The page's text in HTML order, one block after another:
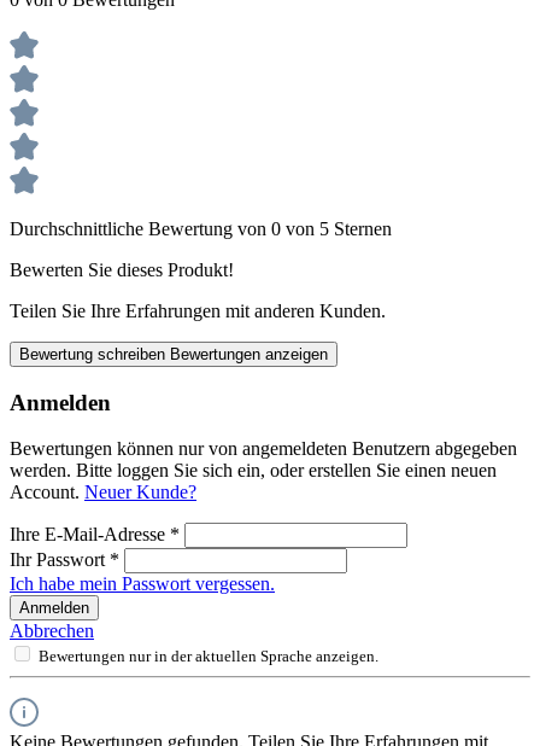
Durchschnittliche Bewertung von 0 von 5 Sternen
Bewerten Sie dieses Produkt!
Teilen Sie Ihre Erfahrungen mit anderen Kunden.
Bewertung schreiben Bewertungen anzeigen
Anmelden
Bewertungen können nur von angemeldeten Benutzern abgegeben
werden. Bitte loggen Sie sich ein, oder erstellen Sie einen neuen
Account. Neuer Kunde?
Ihre E-Mail-Adresse *
Ihr Passwort *
Ich habe mein Passwort vergessen.
Anmelden
Abbrechen
Bewertungen nur in der aktuellen Sprache anzeigen.